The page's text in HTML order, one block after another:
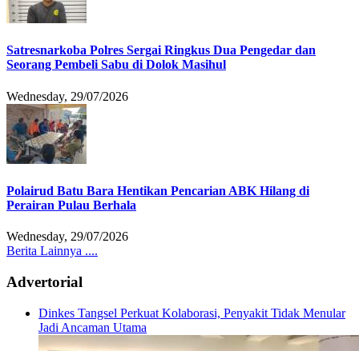
Satresnarkoba Polres Sergai Ringkus Dua Pengedar dan
Seorang Pembeli Sabu di Dolok Masihul
Wednesday, 29/07/2026
Polairud Batu Bara Hentikan Pencarian ABK Hilang di
Perairan Pulau Berhala
Wednesday, 29/07/2026
Berita Lainnya ....
Advertorial
Dinkes Tangsel Perkuat Kolaborasi, Penyakit Tidak Menular
Jadi Ancaman Utama